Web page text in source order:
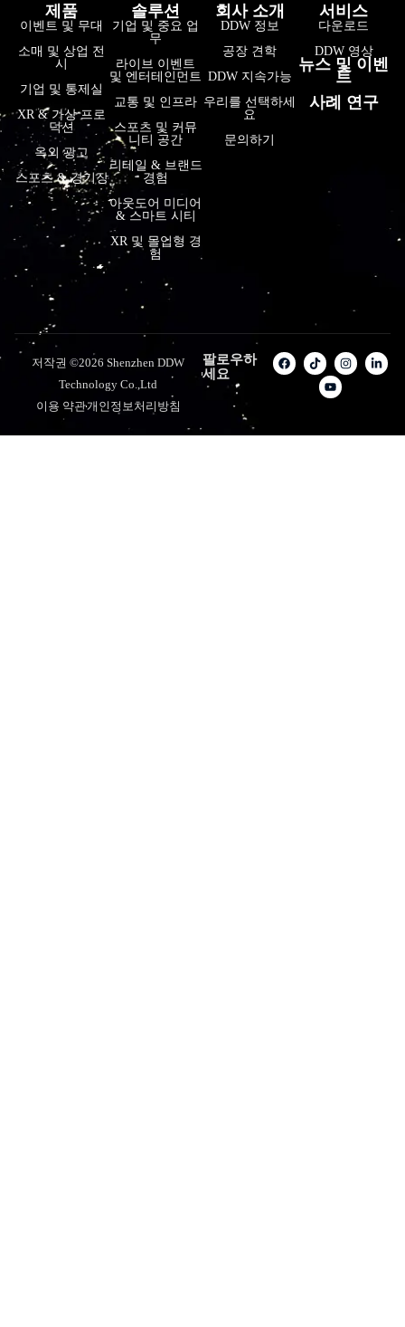
제품
이벤트 및 무대
소매 및 상업 전
시
기업 및 통제실
XR & 가상 프로
덕션
옥외 광고
스포츠 & 경기장
솔루션
기업 및 중요 업
무
라이브 이벤트
및 엔터테인먼트
교통 및 인프라
스포츠 및 커뮤
니티 공간
리테일 & 브랜드
경험
아웃도어 미디어
& 스마트 시티
XR 및 몰입형 경
험
회사 소개
DDW 정보
공장 견학
DDW 지속가능
우리를 선택하세
요
문의하기
서비스
다운로드
DDW 영상
뉴스 및 이벤
트
사례 연구
저작권 ©2026 Shenzhen DDW
Technology Co.,Ltd
이용 약관개인정보처리방침
팔로우하
세요